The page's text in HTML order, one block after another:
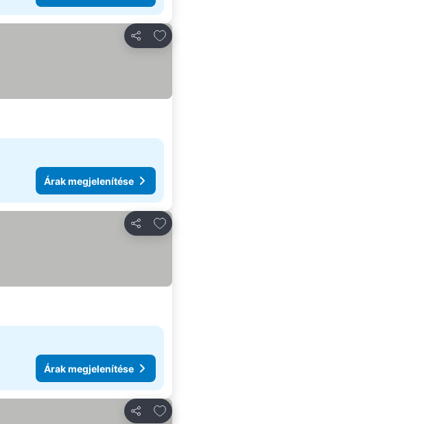
Megosztás
Hozzáadás a kedvencekhez
Árak megjelenítése
Megosztás
Hozzáadás a kedvencekhez
Árak megjelenítése
Megosztás
Hozzáadás a kedvencekhez